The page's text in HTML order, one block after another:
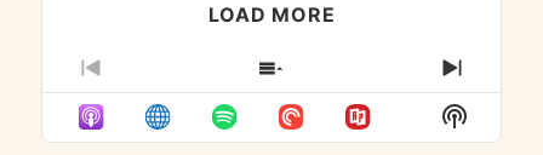
LOAD MORE
PREVIOUS
EPISODE
SHOW
EPISODES
LIST
NEXT
Show
Podcast